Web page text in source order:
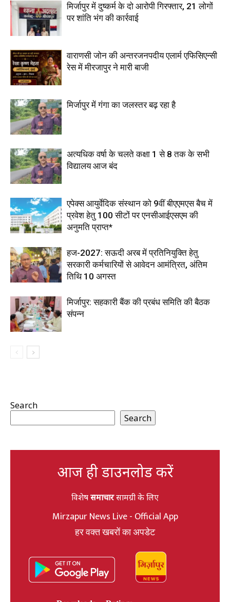
मिर्जापुर में दुष्कर्म के दो आरोपी गिरफ्तार, 21 लोगों
पर शांति भंग की कार्रवाई
वाराणसी जोन की अन्तरजनपदीय एलार्म एफिसिएन्सी
रेस में मीरजापुर ने मारी बाजी
मिर्जापुर में गंगा का जलस्तर बढ़ रहा है
अत्यधिक वर्षा के चलते कक्षा 1 से 8 तक के सभी
विद्यालय आज बंद
एपेक्स आयुर्वेदिक संस्थान को 9वीं बीएएमएस बैच में
प्रवेश हेतु 100 सीटों पर एनसीआईएसएम की
अनुमति प्राप्त*
हज-2027: सऊदी अरब में प्रतिनियुक्ति हेतु
सरकारी कर्मचारियों से आवेदन आमंत्रित, अंतिम
तिथि 10 अगस्त
मिर्जापुर: सहकारी बैंक की प्रबंध समिति की बैठक
संपन्न
Search
Search
आज ही डाउनलोड करें
विशेषसमाचारसामग्री के लिए
Mirzapur News Live - Official App
हर वक्त खबरों का अपडेट